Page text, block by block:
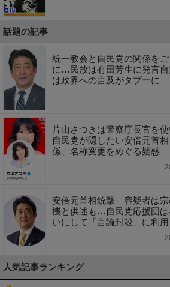
話題の記事
統一教会と自民党の関係を
に…民放は有田芳生に発言
は政界への言及がタブーに
片山さつきは警察庁長官を
自民党が隠したい安倍元首
係、名称変更をめぐる疑惑
安倍元首相銃撃 容疑者は宗
機と供述も…自民党応援団
いにして「言論封殺」に利用
人気記事ランキング